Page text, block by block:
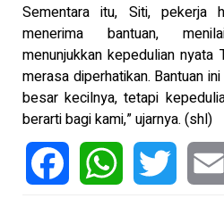
Sementara itu, Siti, pekerja
menerima bantuan,
menunjukkan kepedulian nyata
merasa diperhatikan. Bantuan
besar kecilnya, tetapi
berarti bagi kami,” ujarnya. (shl)